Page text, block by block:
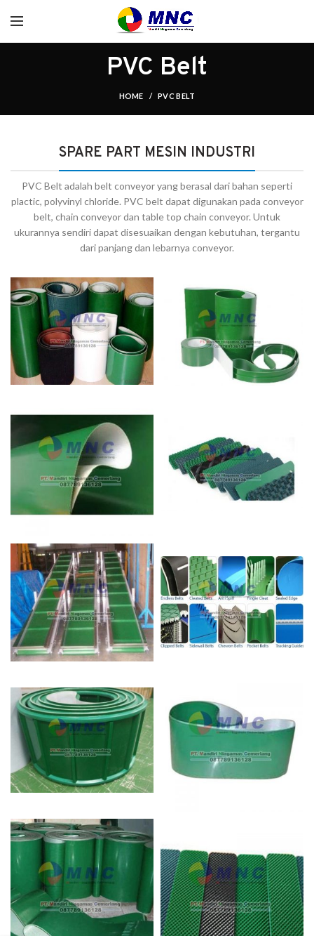
PVC Belt
HOME PVC BELT
SPARE PART MESIN INDUSTRI
PVC Belt adalah belt conveyor yang berasal dari bahan seperti
plactic, polyvinyl chloride. PVC belt dapat digunakan pada conveyor
belt, chain conveyor dan table top chain conveyor. Untuk
ukurannya sendiri dapat disesuaikan dengan kebutuhan, tergantu
dari panjang dan lebarnya conveyor.